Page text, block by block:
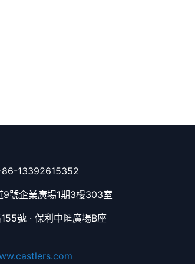
13392615352
9號企業廣場1期3樓303室
號 · 保利中匯廣場B座